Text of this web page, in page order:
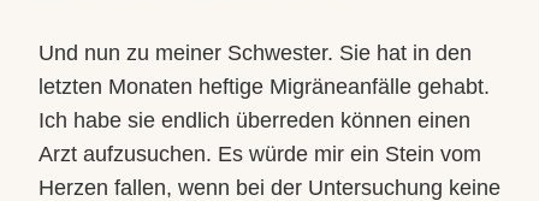
Und nun zu meiner Schwester. Sie hat in den
letzten Monaten heftige Migräneanfälle gehabt.
Ich habe sie endlich überreden können einen
Arzt aufzusuchen. Es würde mir ein Stein vom
Herzen fallen, wenn bei der Untersuchung keine